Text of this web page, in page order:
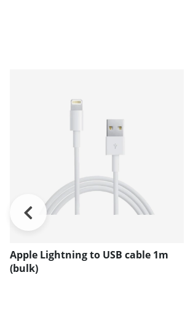
Apple Lightning to USB cable 1m
(bulk)